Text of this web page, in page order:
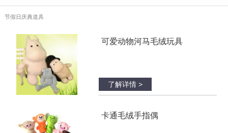
节假日庆典道具
可爱动物河马毛绒玩具
了解详情 >
卡通毛绒手指偶